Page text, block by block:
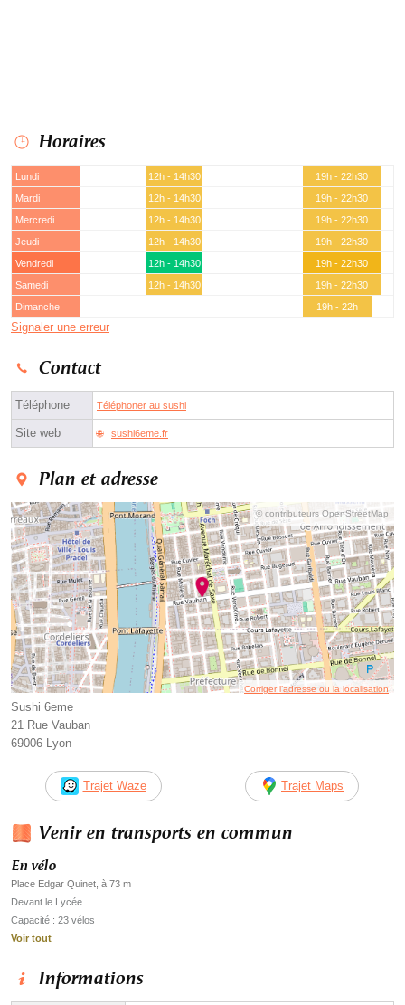
Horaires
Lundi 12h - 14h30
19h - 22h30
Mardi
12h - 14h30
19h - 22h30
Mercredi
12h - 14h30
19h - 22h30
Jeudi
12h - 14h30
19h - 22h30
Vendredi
12h - 14h30
19h - 22h30
Samedi
12h - 14h30
19h - 22h30
Dimanche
19h - 22h
Signaler une erreur
Contact
Téléphone Téléphoner au sushi
Site web sushi6eme.fr
Plan et adresse
© contributeurs OpenStreetMap
Corriger l’adresse ou la localisation
Sushi 6eme
21 Rue Vauban
69006 Lyon
Trajet Waze Trajet Maps
Venir en transports en commun
En vélo
Place Edgar Quinet, à 73 m
Devant le Lycée
Capacité : 23 vélos
Voir tout
Informations